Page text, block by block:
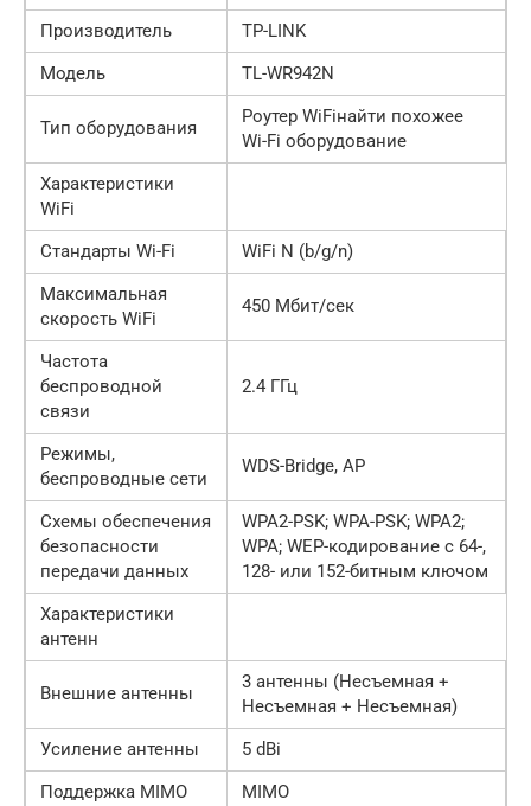
Производитель
TP-LINK
Модель
TL-WR942N
Тип оборудования
Роутер WiFiнайти похожее
Wi-Fi оборудование
Характеристики
WiFi
Стандарты Wi-Fi
WiFi N (b/g/n)
Максимальная
скорость WiFi
450 Мбит/сек
Частота
беспроводной
связи
2.4 ГГц
Режимы,
беспроводные сети
WDS-Bridge, AP
Схемы обеспечения
безопасности
передачи данных
WPA2-PSK; WPA-PSK; WPA2;
WPA; WEP-кодирование с 64-,
128- или 152-битным ключом
Характеристики
антенн
Внешние антенны
3 антенны (Несъемная +
Несъемная + Несъемная)
Усиление антенны
5 dBi
Поддержка MIMO
MIMO